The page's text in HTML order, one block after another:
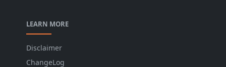
LEARN MORE
Disclaimer
ChangeLog